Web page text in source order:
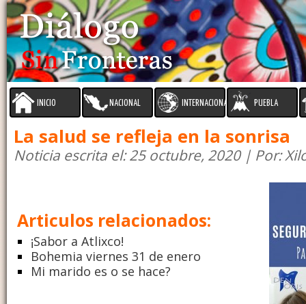
INICIO NACIONAL INTERNACIONAL PUEBLA
La salud se refleja en la sonrisa
Noticia escrita el: 25 octubre, 2020 | Por:
Articulos relacionados:
¡Sabor a Atlixco!
Bohemia viernes 31 de enero
Mi marido es o se hace?